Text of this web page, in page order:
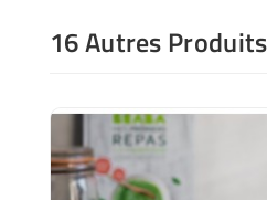
16 Autres